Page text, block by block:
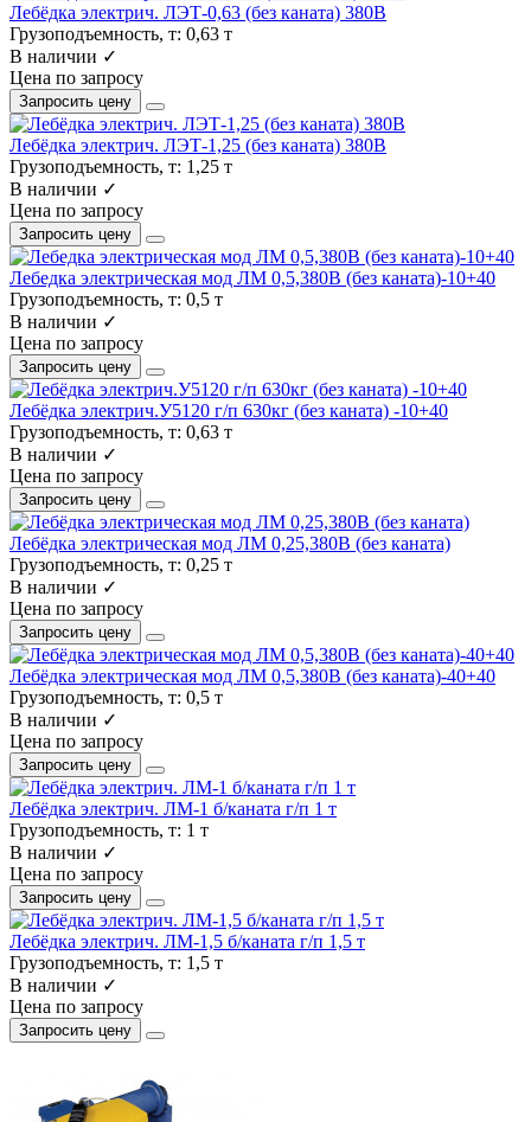
Лебёдка электрич. ЛЭТ-0,63 (без каната) 380В
Грузоподъемность, т: 0,63 т
В наличии ✓
Цена по запросу
Запросить цену
Лебёдка электрич. ЛЭТ-1,25 (без каната) 380В
Грузоподъемность, т: 1,25 т
В наличии ✓
Цена по запросу
Запросить цену
Лебедка электрическая мод ЛМ 0,5,380В (без каната)-10+40
Грузоподъемность, т: 0,5 т
В наличии ✓
Цена по запросу
Запросить цену
Лебёдка электрич.У5120 г/п 630кг (без каната) -10+40
Грузоподъемность, т: 0,63 т
В наличии ✓
Цена по запросу
Запросить цену
Лебёдка электрическая мод ЛМ 0,25,380В (без каната)
Грузоподъемность, т: 0,25 т
В наличии ✓
Цена по запросу
Запросить цену
Лебёдка электрическая мод ЛМ 0,5,380В (без каната)-40+40
Грузоподъемность, т: 0,5 т
В наличии ✓
Цена по запросу
Запросить цену
Лебёдка электрич. ЛМ-1 б/каната г/п 1 т
Грузоподъемность, т: 1 т
В наличии ✓
Цена по запросу
Запросить цену
Лебёдка электрич. ЛМ-1,5 б/каната г/п 1,5 т
Грузоподъемность, т: 1,5 т
В наличии ✓
Цена по запросу
Запросить цену